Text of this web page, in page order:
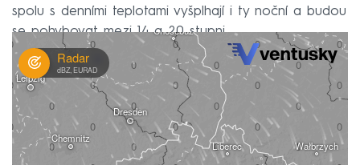
spolu s denními teplotami vyšplhají i ty noční a budou
se pohybovat mezi 14 a 20 stupni.